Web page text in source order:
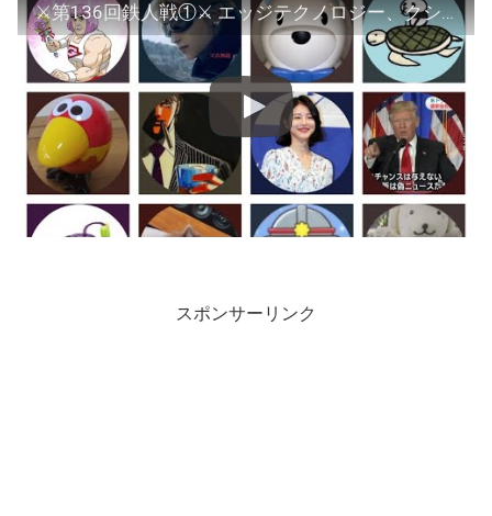
⚔第136回鉄人戦①⚔ エッジテクノロジー、クシム、GEI
スポンサーリンク